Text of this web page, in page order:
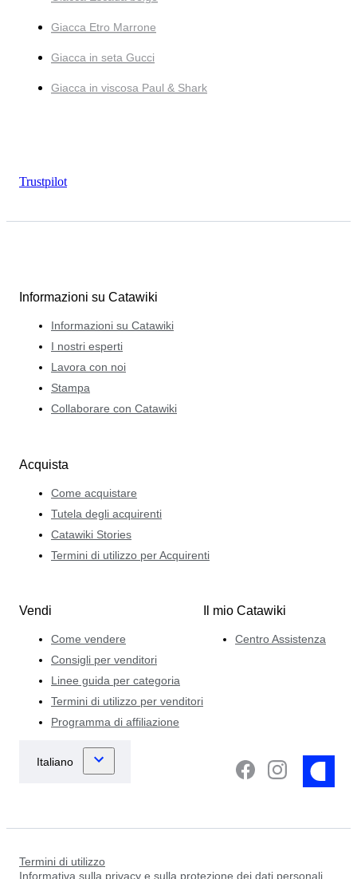
Giacca Etro Marrone
Giacca in seta Gucci
Giacca in viscosa Paul & Shark
Trustpilot
Informazioni su Catawiki
Informazioni su Catawiki
I nostri esperti
Lavora con noi
Stampa
Collaborare con Catawiki
Acquista
Come acquistare
Tutela degli acquirenti
Catawiki Stories
Termini di utilizzo per Acquirenti
Vendi
Come vendere
Consigli per venditori
Linee guida per categoria
Termini di utilizzo per venditori
Programma di affiliazione
Il mio Catawiki
Centro Assistenza
Termini di utilizzo
Informativa sulla privacy e sulla protezione dei dati personali